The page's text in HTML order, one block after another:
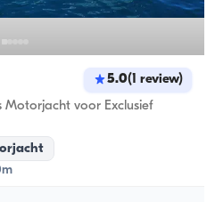
5.0(1 review)
Motorjacht voor Exclusief